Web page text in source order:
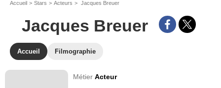
Accueil Stars Acteurs Jacques Breuer
Jacques Breuer
Accueil Filmographie
MétierActeur